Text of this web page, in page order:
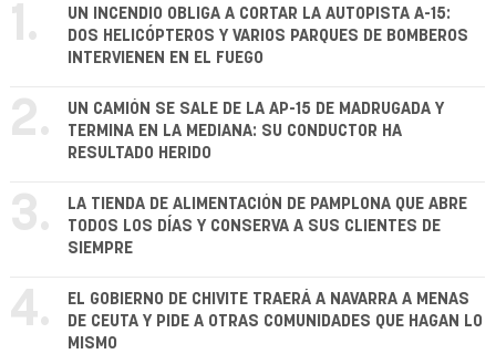
1.
UN INCENDIO OBLIGA A CORTAR LA AUTOPISTA A-15:
DOS HELICÓPTEROS Y VARIOS PARQUES DE BOMBEROS
INTERVIENEN EN EL FUEGO
2.
UN CAMIÓN SE SALE DE LA AP-15 DE MADRUGADA Y
TERMINA EN LA MEDIANA: SU CONDUCTOR HA
RESULTADO HERIDO
3.
LA TIENDA DE ALIMENTACIÓN DE PAMPLONA QUE ABRE
TODOS LOS DÍAS Y CONSERVA A SUS CLIENTES DE
SIEMPRE
4.
EL GOBIERNO DE CHIVITE TRAERÁ A NAVARRA A MENAS
DE CEUTA Y PIDE A OTRAS COMUNIDADES QUE HAGAN LO
MISMO